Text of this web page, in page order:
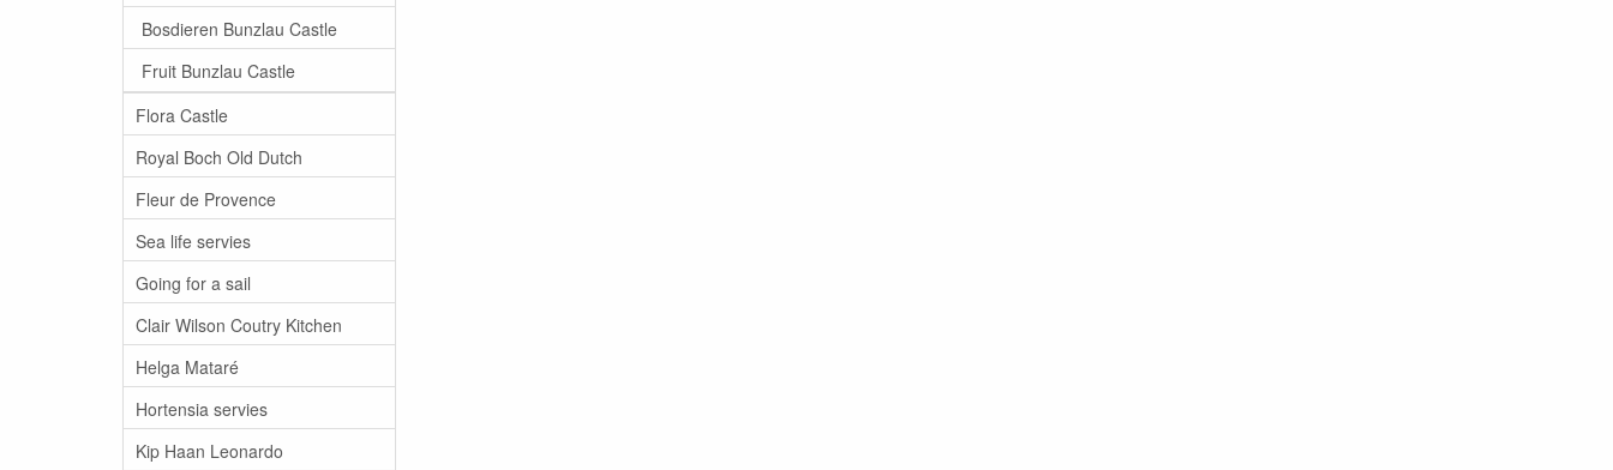
Bosdieren Bunzlau Castle
Fruit Bunzlau Castle
Flora Castle
Royal Boch Old Dutch
Fleur de Provence
Sea life servies
Going for a sail
Clair Wilson Coutry Kitchen
Helga Mataré
Hortensia servies
Kip Haan Leonardo